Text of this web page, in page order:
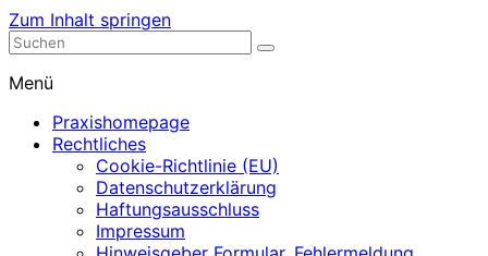
Zum Inhalt springen
Nephrologische Praxis mit Dialyse
Menü
Praxishomepage
Rechtliches
Cookie-Richtlinie (EU)
Datenschutzerklärung
Haftungsausschluss
Impressum